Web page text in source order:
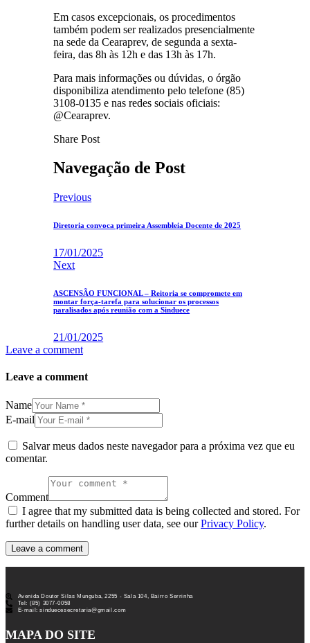
Em casos excepcionais, os procedimentos
também podem ser realizados presencialmente
na sede da Cearaprev, de segunda a sexta-
feira, das 8h às 12h e das 13h às 17h.
Para mais informações ou dúvidas, o órgão
disponibiliza atendimento pelo telefone (85)
3108-0135 e nas redes sociais oficiais:
@Cearaprev.
Share Post
Navegação de Post
Previous
Diretoria convoca primeira Assembleia Docente de 2025
17/01/2025
Next
ASCENSÃO FUNCIONAL – Reitoria se compromete em
montar força-tarefa para solucionar os processos
paralisados após reunião com a Sinduece
21/01/2025
Leave a comment
Leave a comment
Name
E-mail
Salvar meus dados neste navegador para a próxima vez que eu
comentar.
Comment
I agree that my submitted data is being collected and stored. For
further details on handling user data, see ourPrivacy Policy.
Avenida Doutor Silas Munguba, 2255 - Sala 104, Bairro Serrinha
Tel: (85) 3077-0058
E-mail: sinduecesecretaria@gmail.com
MAPA DO SITE